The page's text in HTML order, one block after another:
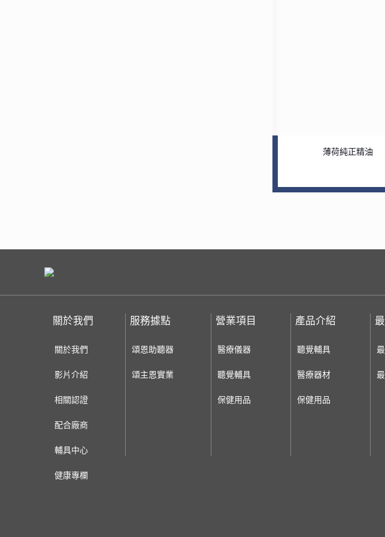
薄荷純正精油
關於我們
關於我們
影片介紹
相關認證
配合廠商
輔具中心
健康專欄
服務據點
頌恩助聽器
頌主恩實業
營業項目
醫療儀器
聽覺輔具
保健用品
產品介紹
聽覺輔具
醫療器材
保健用品